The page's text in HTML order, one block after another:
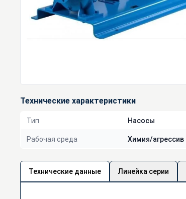
Технические характеристики
Тип Насосы
Рабочая среда Химия/агрессив
Технические данные Линейка серии